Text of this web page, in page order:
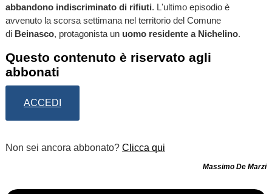
abbandono indiscriminato di rifiuti. L'ultimo episodio è
avvenuto la scorsa settimana nel territorio del Comune
di Beinasco, protagonista un uomo residente a Nichelino.
Questo contenuto è riservato agli
abbonati
ACCEDI
Non sei ancora abbonato? Clicca qui
Massimo De Marzi